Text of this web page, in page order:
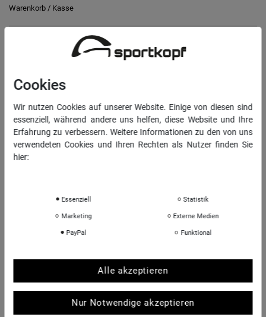
Warenkorb / Kasse
Vertrag widerrufen
Daten­schutz­erklärung
AGB
Impressum
Sportkopf Hamburg
Rücksendungen FAQ
Shop-Bewertungen
Cookies
Wir nutzen Cookies auf unserer Website. Einige von diesen sind
essenziell, während andere uns helfen, diese Website und Ihre
Erfahrung zu verbessern. Weitere Informationen zu den von uns
verwendeten Cookies und Ihren Rechten als Nutzer finden Sie
hier:
Essenziell Statistik
Marketing Externe Medien
PayPal Funktional
Alle akzeptieren
Nur Notwendige akzeptieren